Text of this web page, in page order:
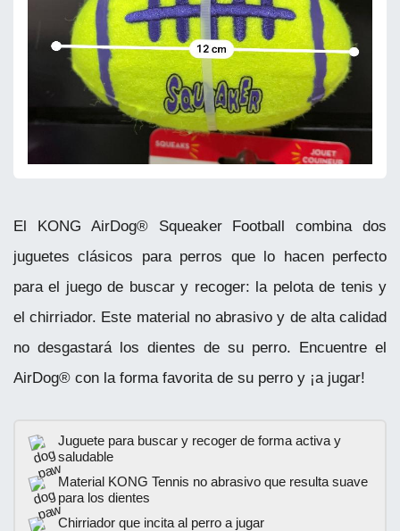
El KONG AirDog® Squeaker Football combina dos
juguetes clásicos para perros que lo hacen perfecto
para el juego de buscar y recoger: la pelota de tenis y
el chirriador. Este material no abrasivo y de alta calidad
no desgastará los dientes de su perro. Encuentre el
AirDog® con la forma favorita de su perro y ¡a jugar!
Juguete para buscar y recoger de forma activa y
saludable
Material KONG Tennis no abrasivo que resulta suave
para los dientes
Chirriador que incita al perro a jugar